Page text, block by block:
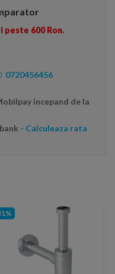
peste 600 Ron.
0720456456
incepand de la
- Calculeaza rata